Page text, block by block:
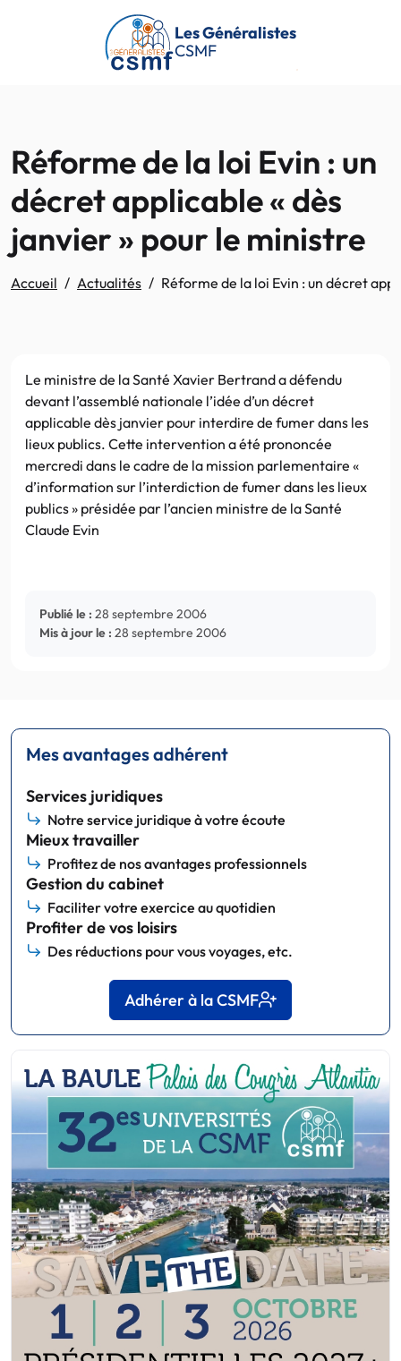
Passer au contenu principal
Les Généralistes
CSMF
Réforme de la loi Evin : un
décret applicable « dès
janvier » pour le ministre
Accueil Actualités Réforme de la loi Evin : un décret
Le ministre de la Santé Xavier Bertrand a défendu
devant l’assemblé nationale l’idée d’un décret
applicable dès janvier pour interdire de fumer dans les
lieux publics. Cette intervention a été prononcée
mercredi dans le cadre de la mission parlementaire «
d’information sur l’interdiction de fumer dans les lieux
publics » présidée par l’ancien ministre de la Santé
Claude Evin
Publié le : 28 septembre 2006
Mis à jour le : 28 septembre 2006
Mes avantages adhérent
Services juridiques
Notre service juridique à votre écoute
Mieux travailler
Profitez de nos avantages professionnels
Gestion du cabinet
Faciliter votre exercice au quotidien
Profiter de vos loisirs
Des réductions pour vous voyages, etc.
Adhérer à la CSMF